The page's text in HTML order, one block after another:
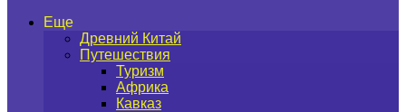
Еще
Древний Китай
Путешествия
Туризм
Африка
Кавказ